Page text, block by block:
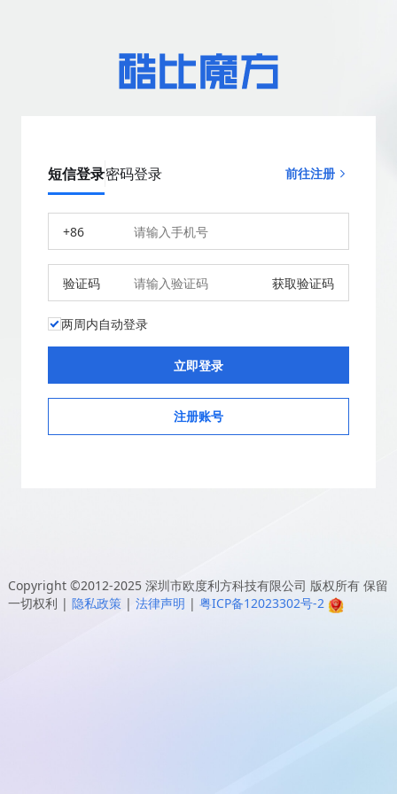
短信登录密码登录 前往注册
+86
验证码 获取验证码
两周内自动登录
注册账号
Copyright ©2012-2025 深圳市欧度利方科技有限公司 版权所有 保留
一切权利 | 隐私政策 | 法律声明 | 粤ICP备12023302号-2